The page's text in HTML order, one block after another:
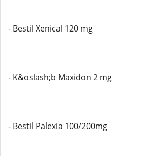
- Bestil Xenical 120 mg
- K&oslash;b Maxidon 2 mg
- Bestil Palexia 100/200mg